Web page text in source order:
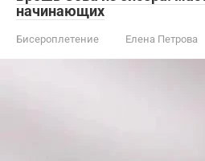
начинающих
Бисероплетение Елена Петрова